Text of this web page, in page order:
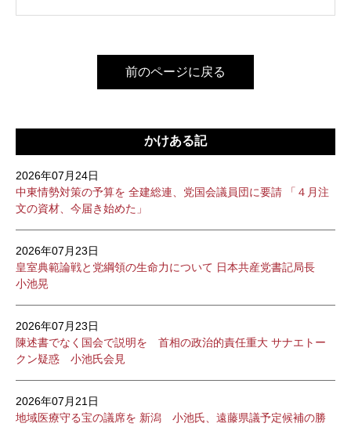
前のページに戻る
かけある記
2026年07月24日
中東情勢対策の予算を 全建総連、党国会議員団に要請 「４月注
文の資材、今届き始めた」
2026年07月23日
皇室典範論戦と党綱領の生命力について 日本共産党書記局長
小池晃
2026年07月23日
陳述書でなく国会で説明を 首相の政治的責任重大 サナエトー
クン疑惑 小池氏会見
2026年07月21日
地域医療守る宝の議席を 新潟 小池氏、遠藤県議予定候補の勝